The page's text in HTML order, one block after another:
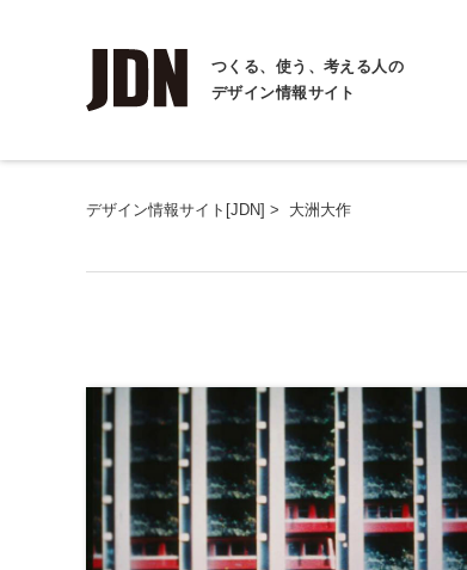
つくる、使う、考える人の
デザイン情報サイト
デザイン情報サイト[JDN] > 大洲大作